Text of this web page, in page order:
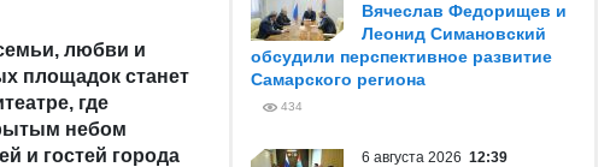
любви и
площадок станет
где
небом
и гостей города
Вячеслав Федорищев и
Леонид Симановский
обсудили перспективное развитие
Самарского региона
434
6 августа 2026 12:39